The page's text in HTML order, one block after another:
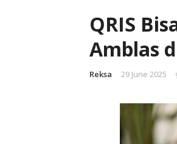
QRIS
Amblas
Reksa 29 June 2025